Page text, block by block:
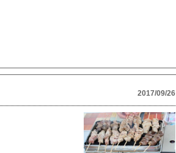
2017/09/26